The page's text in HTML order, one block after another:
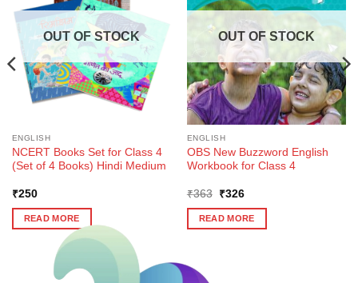
OUT OF STOCK
ENGLISH
NCERT Books Set for Class 4
(Set of 4 Books) Hindi Medium
₹250
READ MORE
OUT OF STOCK
ENGLISH
OBS New Buzzword English
Workbook for Class 4
₹363
Original
was:
₹363.
₹326Current
is:
₹326.
READ MORE